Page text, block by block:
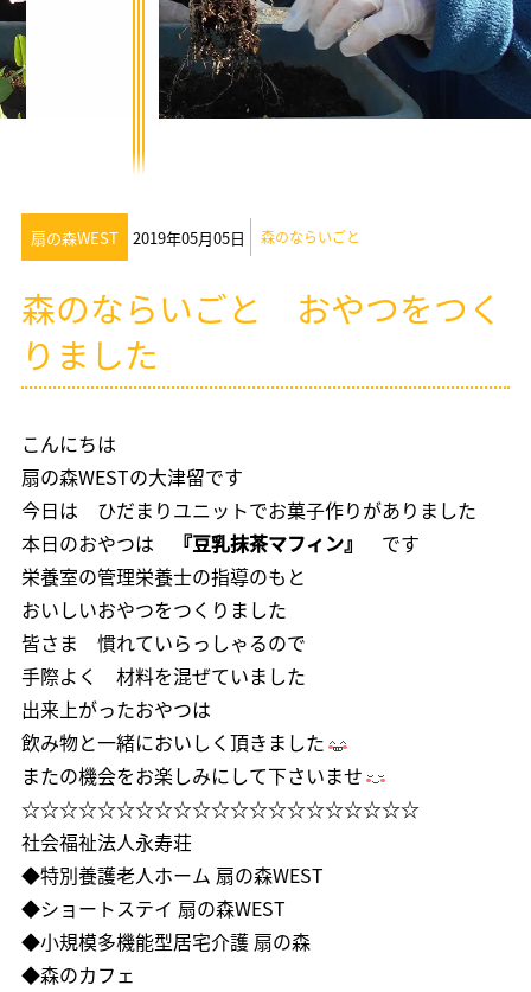
扇の森WEST 2019年05月05日 森のならいごと
森のならいごと おやつをつく
りました
こんにちは
扇の森WESTの大津留です
今日は ひだまりユニットでお菓子作りがありました
本日のおやつは
『豆乳抹茶マフィン』
です
栄養室の管理栄養士の指導のもと
おいしいおやつをつくりました
皆さま 慣れていらっしゃるので
手際よく 材料を混ぜていました
出来上がったおやつは
飲み物と一緒においしく頂きました
またの機会をお楽しみにして下さいませ
☆☆☆☆☆☆☆☆☆☆☆☆☆☆☆☆☆☆☆☆☆
社会福祉法人永寿荘
◆特別養護老人ホーム 扇の森WEST
◆ショートステイ 扇の森WEST
◆小規模多機能型居宅介護 扇の森
◆森のカフェ